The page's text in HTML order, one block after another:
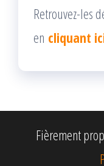
Retrouvez-les
en cliquant
Fièrement